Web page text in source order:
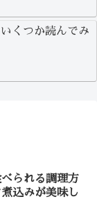
くつか読んでみ
られる調理方
込みが美味し